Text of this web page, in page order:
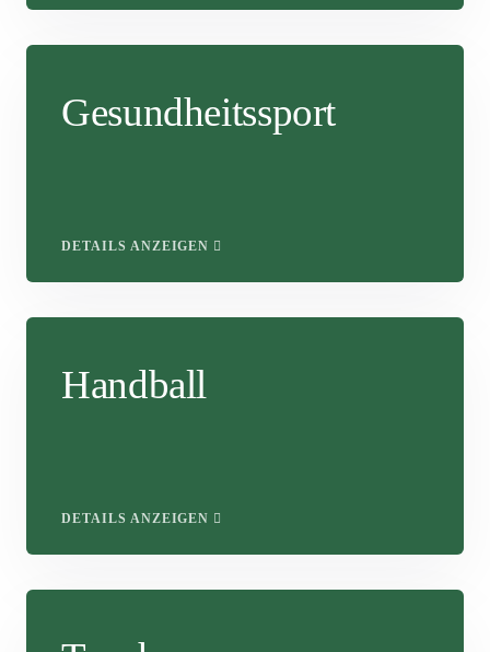
Gesundheitssport
DETAILS ANZEIGEN
Handball
DETAILS ANZEIGEN